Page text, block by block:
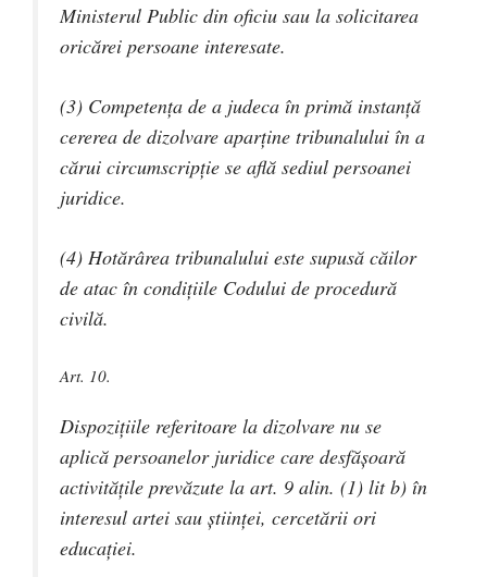
Ministerul Public din oficiu sau la solicitarea
oricărei persoane interesate.
(3) Competenţa de a judeca în primă instanţă
cererea de dizolvare aparţine tribunalului în a
cărui circumscripţie se află sediul persoanei
juridice.
(4) Hotărârea tribunalului este supusă căilor
de atac în condiţiile Codului de procedură
civilă.
Art. 10.
Dispoziţiile referitoare la dizolvare nu se
aplică persoanelor juridice care desfăşoară
activităţile prevăzute la art. 9 alin. (1) lit b) în
interesul artei sau ştiinţei, cercetării ori
educaţiei.